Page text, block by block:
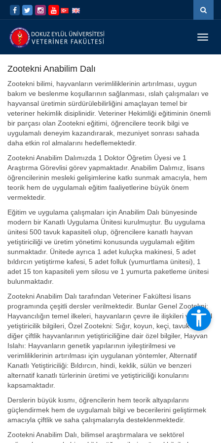
İçeriğe
atla
Navigasyona
atla
Zootekni Anabilim Dalı
Zootekni bilimi, hayvanların verimliliklerinin artırılması, uygun
bakım ve beslenme koşullarının sağlanması, ıslah çalışmaları ve
hayvansal üretimin sürdürülebilirliğini amaçlayan temel bir
veteriner hekimlik disiplinidir. Veteriner Hekimliği eğitiminin önemli
bir parçası olan Zootekni eğitimi, öğrencilere teorik bilgi ve
uygulamalı deneyim kazandırarak, mezuniyet sonrası sahada
daha etkin rol almalarını hedeflemektedir.
Zootekni Anabilim Dalımızda 1 Doktor Öğretim Üyesi ve 1
Araştırma Görevlisi görev yapmaktadır. Anabilim Dalımız, lisans
öğrencilerinin mesleki gelişimlerine katkı sunmak amacıyla, hem
teorik hem de uygulamalı eğitim faaliyetlerine büyük önem
vermektedir.
Eğitim ve uygulama çalışmaları için Anabilim Dalı bünyesinde
modern bir Kanatlı Uygulama Ünitesi kurulmuştur. Bu uygulama
ünitesi 500 tavuk kapasiteli olup, öğrencilere kanatlı hayvan
yetiştiriciliği ve üretim yönetimi konusunda uygulamalı eğitim
sunmaktadır. Ünitede ayrıca 1 adet kuluçka makinesi, 5 adet
bıldırcın yetiştirme kafesi, 5 adet folluk (yumurtlama ünitesi), 1
adet 15 ton kapasiteli yem silosu ve 1 yumurta paketleme ünitesi
bulunmaktadır.
Zootekni Anabilim Dalı tarafından Veteriner Fakültesi lisans
programında çeşitli dersler verilmektedir. Bunlar Genel Zootekni:
Hayvancılığın temel ilkeleri, hayvanların çevre ile ilişkileri ve temel
yetiştiricilik bilgileri, Özel Zootekni: Sığır, koyun, keçi, tavuk ve
diğer çiftlik hayvanlarının yetiştiriciliğine dair özel bilgiler, Hayvan
Islahı: Hayvanların genetik yapılarının iyileştirilmesi ve
verimliliklerinin artırılması için uygulanan yöntemler, Alternatif
Kanatlı Yetiştiriciliği: Bıldırcın, hindi, keklik, sülün ve benzeri
alternatif kanatlı türlerinin üretimi ve yetiştiriciliği konularını
kapsamaktadır.
Derslerin büyük kısmı, öğrencilerin hem teorik altyapılarını
güçlendirmek hem de uygulamalı bilgi ve becerilerini geliştirmek
amacıyla çiftlik ve saha çalışmalarıyla desteklenmektedir.
Zootekni Anabilim Dalı, bilimsel araştırmalara ve sektörel